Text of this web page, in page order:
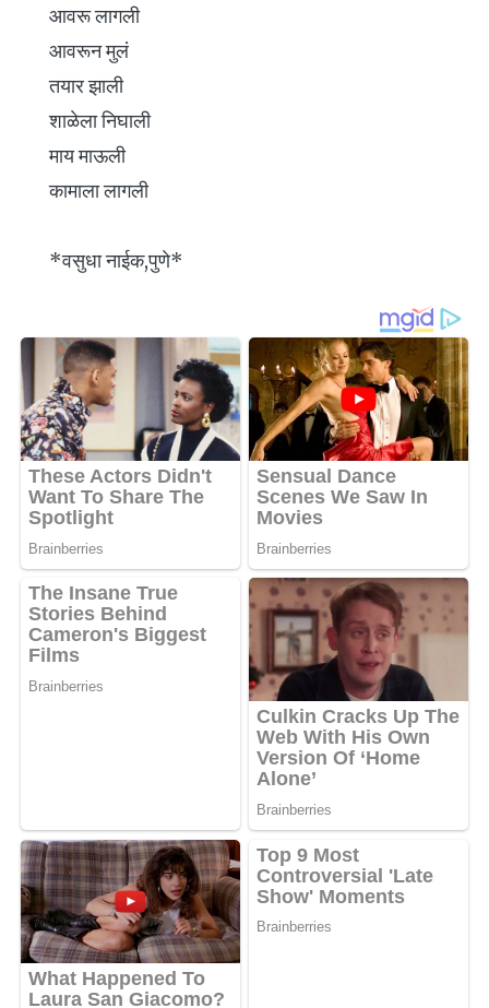
आवरू लागली
आवरून मुलं
तयार झाली
शाळेला निघाली
माय माऊली
कामाला लागली
*वसुधा नाईक,पुणे*